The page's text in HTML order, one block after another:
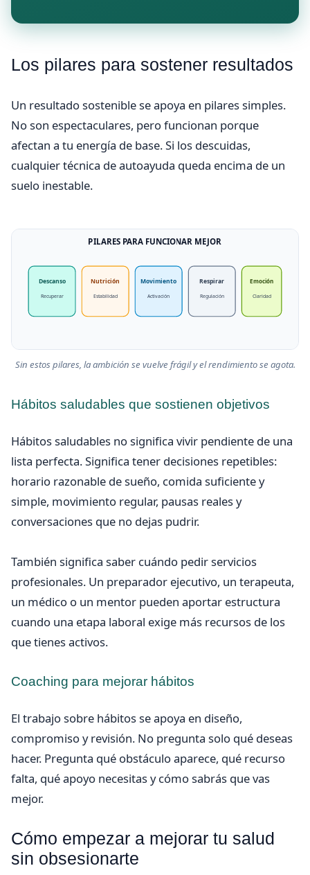
Los pilares para sostener resultados
Un resultado sostenible se apoya en pilares simples.
No son espectaculares, pero funcionan porque
afectan a tu energía de base. Si los descuidas,
cualquier técnica de autoayuda queda encima de un
suelo inestable.
PILARES PARA FUNCIONAR MEJOR
Descanso Nutrición Movimiento Respirar Emoción
Recuperar Estabilidad Activación Regulación Claridad
Sin estos pilares, la ambición se vuelve frágil y el rendimiento se agota.
Hábitos saludables que sostienen objetivos
Hábitos saludables no significa vivir pendiente de una
lista perfecta. Significa tener decisiones repetibles:
horario razonable de sueño, comida suficiente y
simple, movimiento regular, pausas reales y
conversaciones que no dejas pudrir.
También significa saber cuándo pedir servicios
profesionales. Un preparador ejecutivo, un terapeuta,
un médico o un mentor pueden aportar estructura
cuando una etapa laboral exige más recursos de los
que tienes activos.
Coaching para mejorar hábitos
El trabajo sobre hábitos se apoya en diseño,
compromiso y revisión. No pregunta solo qué deseas
hacer. Pregunta qué obstáculo aparece, qué recurso
falta, qué apoyo necesitas y cómo sabrás que vas
mejor.
Cómo empezar a mejorar tu salud
sin obsesionarte